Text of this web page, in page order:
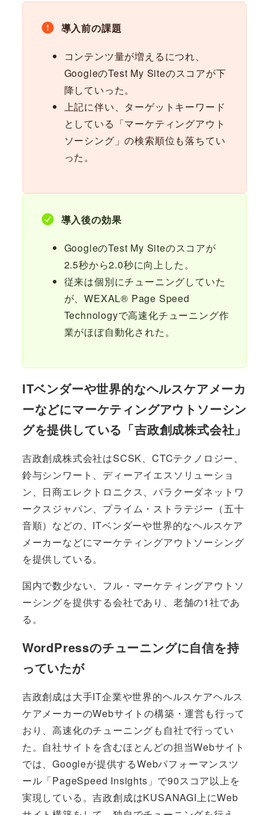
導入前の課題
コンテンツ量が増えるにつれ、
GoogleのTest My Siteのスコアが下
降していった。
上記に伴い、ターゲットキーワード
としている「マーケティングアウト
ソーシング」の検索順位も落ちてい
った。
導入後の効果
GoogleのTest My Siteのスコアが
2.5秒から2.0秒に向上した。
従来は個別にチューニングしていた
が、WEXAL® Page Speed
Technologyで高速化チューニング作
業がほぼ自動化された。
ITベンダーや世界的なヘルスケアメーカ
ーなどにマーケティングアウトソーシン
グを提供している「吉政創成株式会社」
吉政創成株式会社はSCSK、CTCテクノロジー、
鈴与シンワート、ディーアイエスソリューショ
ン、日商エレクトロニクス、バラクーダネットワ
ークスジャパン、プライム・ストラテジー（五十
音順）などの、ITベンダーや世界的なヘルスケア
メーカーなどにマーケティングアウトソーシング
を提供している。
国内で数少ない、フル・マーケティングアウトソ
ーシングを提供する会社であり、老舗の1社であ
る。
WordPressのチューニングに自信を持
っていたが
吉政創成は大手IT企業や世界的ヘルスケアヘルス
ケアメーカーのWebサイトの構築・運営も行って
おり、高速化のチューニングも自社で行ってい
た。自社サイトを含むほとんどの担当Webサイト
では、Googleが提供するWebパフォーマンスツ
ール「PageSpeed Insights」で90スコア以上を
実現している。吉政創成はKUSANAGI上にWeb